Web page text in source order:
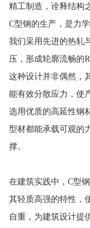
精工制造，诠释结构
C型钢的生产，是力
我们采用先进的热轧
压，形成轮廓流畅的R
这种设计并非偶然，
能有效分散应力，使
选用优质的高延性钢
型材都能承载可观的
撑。
在建筑实践中，C型
其轻质高强的特性，
自重，为建筑设计提